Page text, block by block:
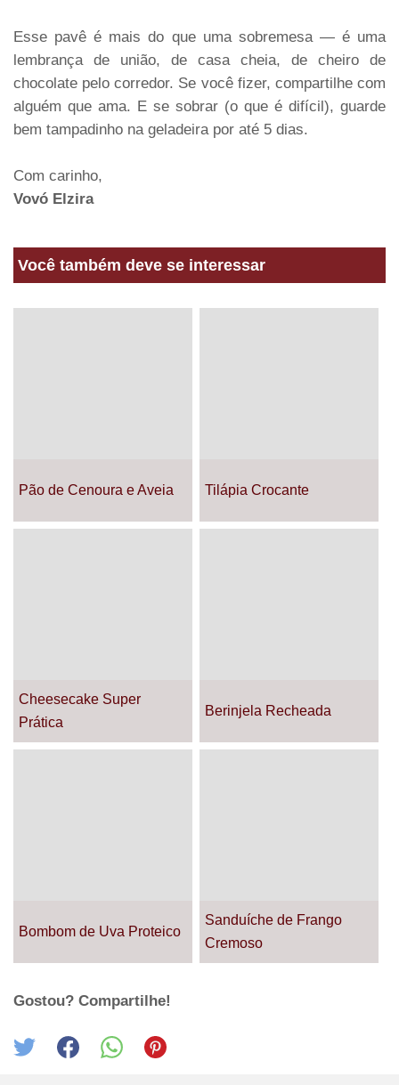
Esse pavê é mais do que uma sobremesa — é uma
lembrança de união, de casa cheia, de cheiro de
chocolate pelo corredor. Se você fizer, compartilhe com
alguém que ama. E se sobrar (o que é difícil), guarde
bem tampadinho na geladeira por até 5 dias.
Com carinho,
Vovó Elzira
Você também deve se interessar
Pão de Cenoura e Aveia Tilápia Crocante
Cheesecake Super
Prática
Berinjela Recheada
Bombom de Uva Proteico
Sanduíche de Frango
Cremoso
Gostou? Compartilhe!